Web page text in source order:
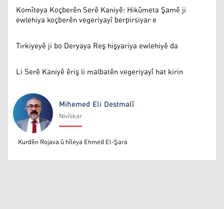
Komîteya Koçberên Serê Kaniyê: Hikûmeta Şamê ji
ewlehiya koçberên vegeriyayî berpirsiyar e
Tirkiyeyê ji bo Deryaya Reş hişyariya ewlehiyê da
Li Serê Kaniyê êriş li malbatên vegeriyayî hat kirin
Mihemed Eli Destmalî
Mihemed Eli Destmalî
Nivîskar
Kurdên Rojava û hîleya Ehmed El-Şara